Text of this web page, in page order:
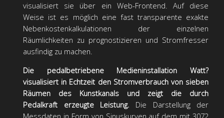
visualisiert sie über ein Web-Frontend. Auf diese
Weise ist es möglich eine fast transparente exakte
Nebenkostenkalkulationen der einzelnen
Räumlichkeiten zu prognostizieren und Stromfresser
ausfindig zu machen.
Die pedalbetriebene Medieninstallation Watt?
visualisiert in Echtzeit den Stromverbrauch von sieben
Räumen des Kunstkanals und zeigt die durch
Pedalkraft erzeugte Leistung. Die Darstellung der
Messdaten in Form von Sinuskurven auf dem mit 3072